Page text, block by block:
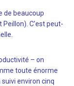
de beaucoup
C’est peut-
– on
toute énorme
suivi environ cinq